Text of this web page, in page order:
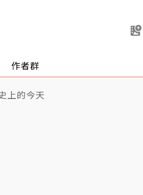
作者群
上的今天